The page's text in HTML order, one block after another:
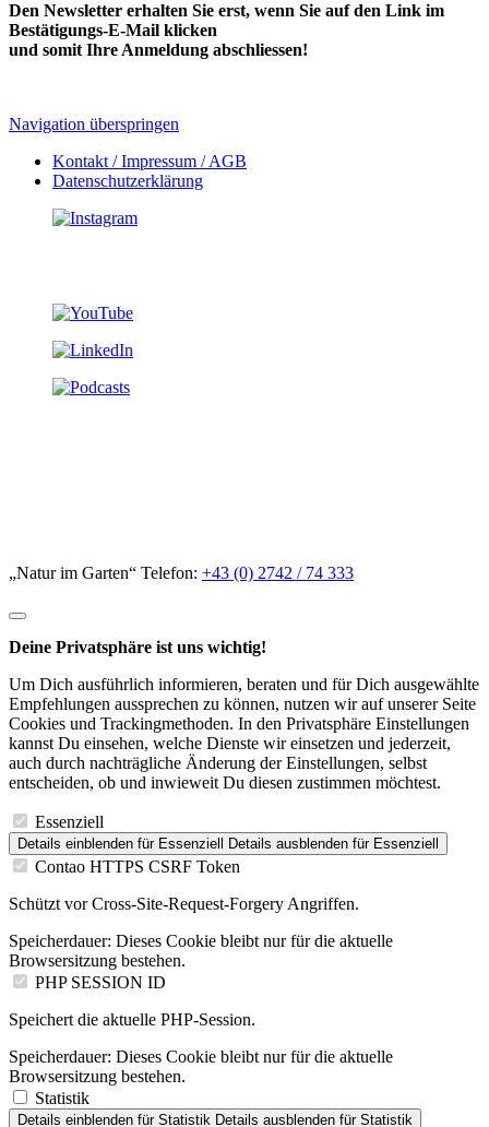
Den Newsletter erhalten Sie erst, wenn Sie auf den Link im
Bestätigungs-E-Mail klicken
und somit Ihre Anmeldung abschliessen!
Navigation überspringen
Kontakt / Impressum / AGB
Datenschutzerklärung
Empfehlungen aussprechen zu können, nutzen wir auf unserer Seite
Cookies und Trackingmethoden. In den Privatsphäre Einstellungen
kannst Du einsehen, welche Dienste wir einsetzen und jederzeit,
auch durch nachträgliche Änderung der Einstellungen, selbst
entscheiden, ob und inwieweit Du diesen zustimmen möchtest.
Details einblenden
Contao HTTPS CSRF Token
Browsersitzung bestehen.
PHP SESSION ID
Browsersitzung bestehen.
Statistik
Details einblenden